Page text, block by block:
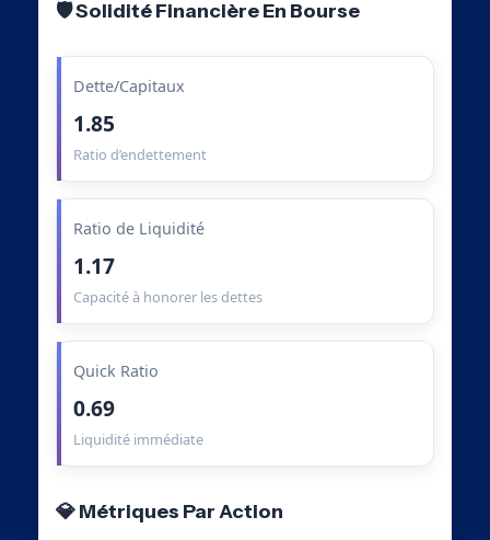
🛡️ Solidité Financière En Bourse
Dette/Capitaux
1.85
Ratio d’endettement
Ratio de Liquidité
1.17
Capacité à honorer les dettes
Quick Ratio
0.69
Liquidité immédiate
💎 Métriques Par Action